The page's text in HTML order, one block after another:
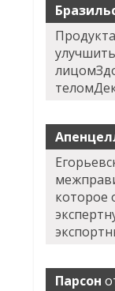
которое
Парсон